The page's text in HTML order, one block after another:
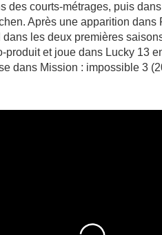
des courts-métrages, puis
Après une apparition dans
les deux premières
produit et joue dans Lucky 13
dans Mission : impossible 3